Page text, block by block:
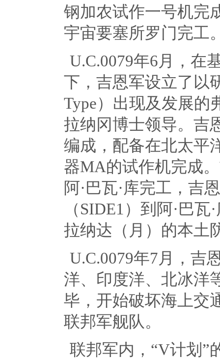
钢加农试作一号机完
宇宙要塞所罗门完工
U.C.0079年6月，在
下，吉恩军设立了以
Type）出现及发展的
拉纳冈博士领导。吉
编成，配备在北太平
器MA的试作机完成
阿·巴瓦·库完工，吉
（SIDE1 ）到阿·巴瓦
拉纳达（月）的本土
U.C.0079年7月，吉
洋、印度洋、北冰洋
毕，开始破坏海上交
联邦军舰队。
联邦军内，“V计划”